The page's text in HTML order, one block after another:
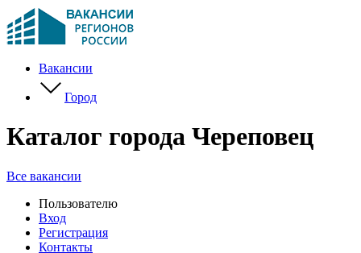
Вакансии
Город
Каталог города Череповец
Все вакансии
Пользователю
Вход
Регистрация
Контакты